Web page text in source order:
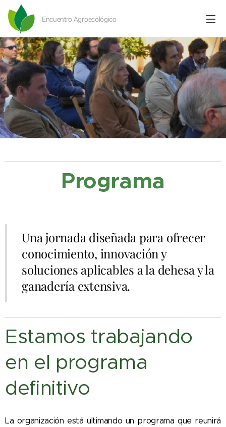
Encuentro Agroecológico
.
Programa
Una jornada diseñada para ofrecer
conocimiento, innovación y
soluciones aplicables a la dehesa y la
ganadería extensiva.
Estamos trabajando
en el programa
definitivo
La organización está ultimando un programa que reunirá